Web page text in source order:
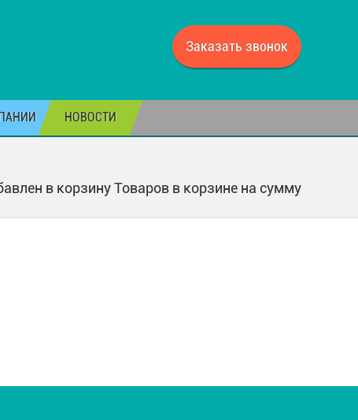
Заказать звонок
НОВОСТИ
в корзинуТоваров в корзине на сумму